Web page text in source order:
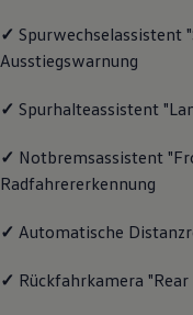
Räder
Zubehör
Schutz
Dienste
✓ Spurwechselassistent
Ausstiegswarnung
✓ Spurhalteassistent
✓ Notbremsassistent
Radfahrererkennung
✓ Automatische
✓ Rückfahrkamera